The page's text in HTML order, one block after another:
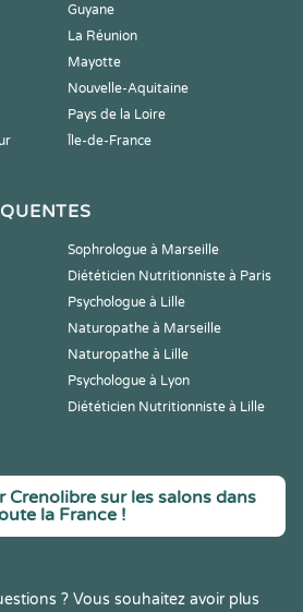
Guyane
La Réunion
Mayotte
Nouvelle-Aquitaine
Pays de la Loire
Île-de-France
Sophrologue à Marseille
Diététicien Nutritionniste à Paris
Psychologue à Lille
Naturopathe à Marseille
Naturopathe à Lille
Psychologue à Lyon
Diététicien Nutritionniste à Lille
Crenolibre sur les salons dans
la France !
? Vous souhaitez avoir plus